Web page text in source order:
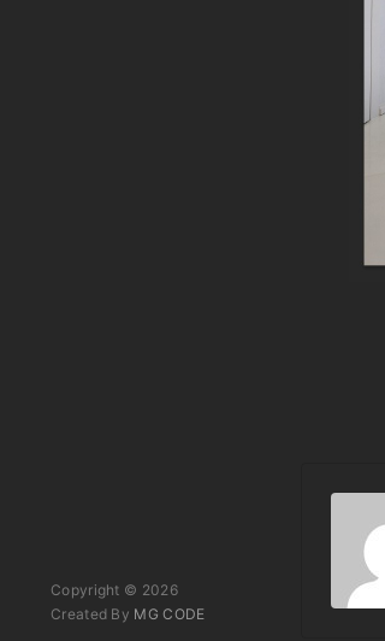
Copyright © 2026
Created By MG CODE